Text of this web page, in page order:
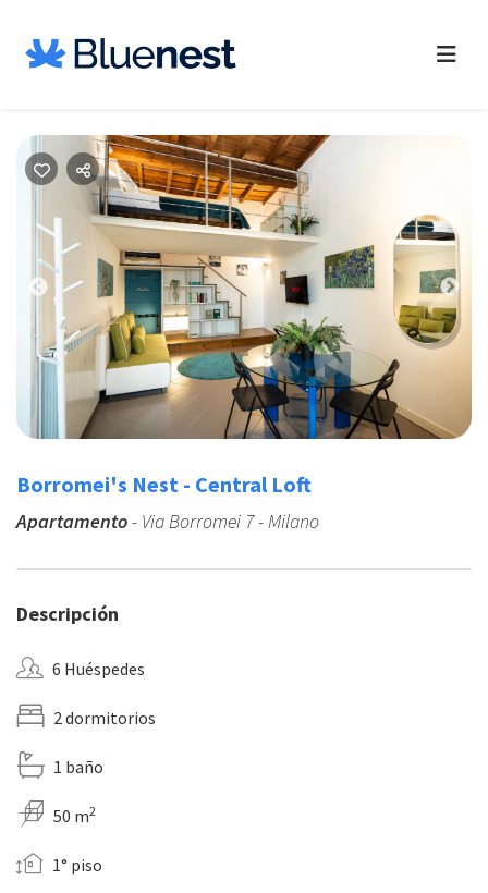
Previous
Borromei's Nest - Central Loft
Apartamento- Via Borromei 7 - Milano
Descripción
6 Huéspedes
2 dormitorios
1 baño
50 m2
1° piso